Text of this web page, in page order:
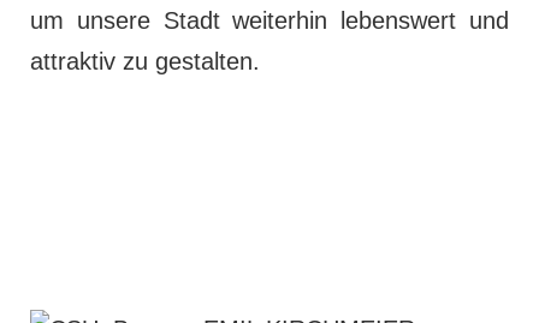
um unsere Stadt weiterhin lebenswert und
attraktiv zu gestalten.